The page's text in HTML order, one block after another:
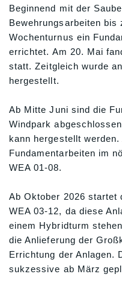
Beginnend mit der
Bewehrungsarbeiten bis
Wochenturnus ein
errichtet. Am 20. Mai
statt. Zeitgleich wurde
hergestellt.
Ab Mitte Juni sind die
Windpark
kann hergestellt
Fundamentarbeiten im
WEA 01-08.
Ab Oktober 2026 startet
WEA 03-12, da diese
einem Hybridturm
die Anlieferung der
Errichtung der Anlagen.
sukzessive ab März